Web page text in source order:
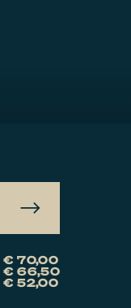
€ 70,00
€ 66,50
€ 52,00